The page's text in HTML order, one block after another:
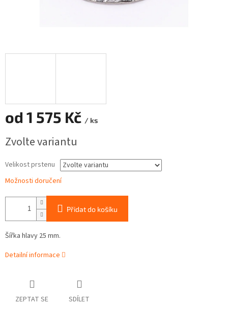
od 1 575 Kč / ks
cena:
Zvolte variantu
Velikost prstenu
Možnosti doručení
Přidat do košíku
Šířka hlavy 25 mm.
Detailní informace
ZEPTAT SE SDÍLET